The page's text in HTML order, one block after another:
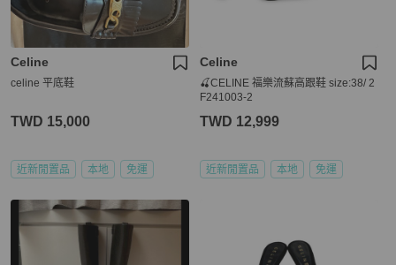
Celine
celine 平底鞋
TWD 15,000
近新閒置品 本地 免運
Celine
🍒CELINE 福樂流蘇高跟鞋 size:38/ 2
F241003-2
TWD 12,999
近新閒置品 本地 免運